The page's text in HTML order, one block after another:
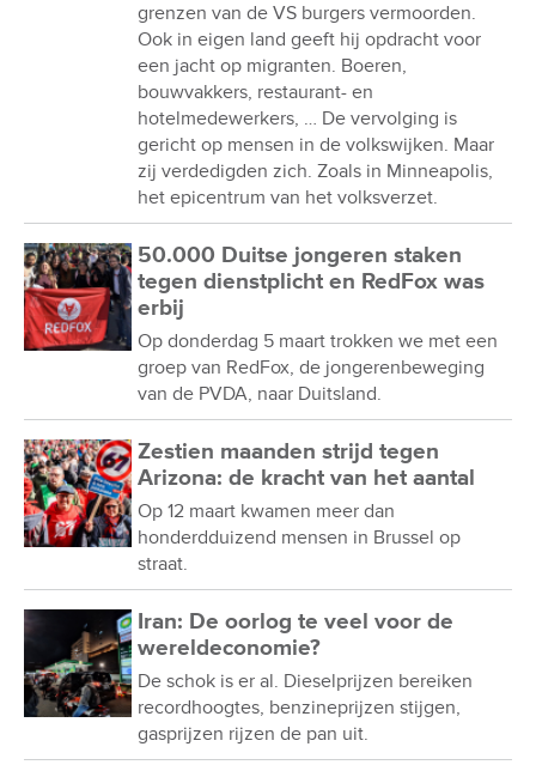
grenzen van de VS burgers vermoorden.
Ook in eigen land geeft hij opdracht voor
een jacht op migranten. Boeren,
bouwvakkers, restaurant- en
hotelmedewerkers, … De vervolging is
gericht op mensen in de volkswijken. Maar
zij verdedigden zich. Zoals in Minneapolis,
het epicentrum van het volksverzet.
50.000 Duitse jongeren staken
tegen dienstplicht en RedFox was
erbij
Op donderdag 5 maart trokken we met een
groep van RedFox, de jongerenbeweging
van de PVDA, naar Duitsland.
Zestien maanden strijd tegen
Arizona: de kracht van het aantal
Op 12 maart kwamen meer dan
honderdduizend mensen in Brussel op
straat.
Iran: De oorlog te veel voor de
wereldeconomie?
De schok is er al. Dieselprijzen bereiken
recordhoogtes, benzineprijzen stijgen,
gasprijzen rijzen de pan uit.